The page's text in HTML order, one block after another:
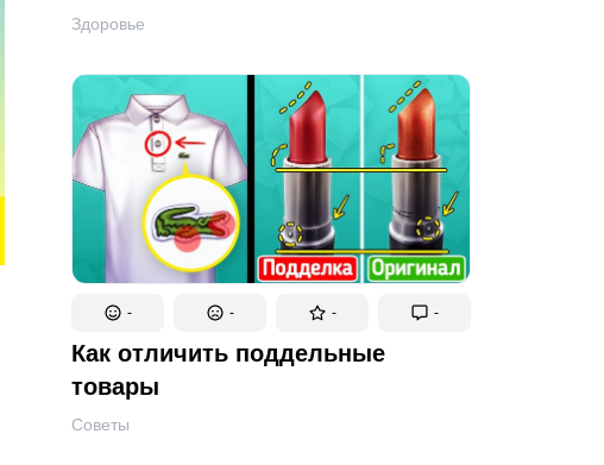
Здоровье
- - - -
Как отличить поддельные
товары
Советы